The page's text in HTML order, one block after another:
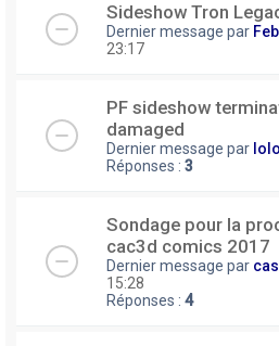
Sideshow Tron
Dernier message par
23:17
PF sideshow
damaged
Dernier message par lolo
Réponses : 3
Sondage pour la
cac3d comics 2017
Dernier message par
15:28
Réponses : 4